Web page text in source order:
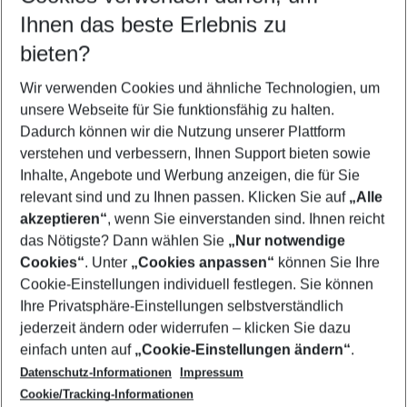
Reisezeitraum wählen
08.08.26– 06.08.27 5-8 Nächte
2 Erwachsene Keine Kinder
Mehr Filter anzeigen
Footer
Footer navigation
Über uns
AGB
Cookie-Einstellungen ändern
Cookie-Richtlinie
Datenschutz
Service & Hilfe
Barrierefreies Reisen
Check-in
Folgen Sie uns
Ihnen das beste Erlebnis zu
bieten?
Wir verwenden Cookies und ähnliche Technologien, um
unsere Webseite für Sie funktionsfähig zu halten.
Dadurch können wir die Nutzung unserer Plattform
verstehen und verbessern, Ihnen Support bieten sowie
Inhalte, Angebote und Werbung anzeigen, die für Sie
relevant sind und zu Ihnen passen. Klicken Sie auf „Alle
akzeptieren“, wenn Sie einverstanden sind. Ihnen reicht
das Nötigste? Dann wählen Sie „Nur notwendige
Cookies“. Unter „Cookies anpassen“ können Sie Ihre
Cookie-Einstellungen individuell festlegen. Sie können
Ihre Privatsphäre-Einstellungen selbstverständlich
jederzeit ändern oder widerrufen – klicken Sie dazu
einfach unten auf „Cookie-Einstellungen ändern“.
Datenschutz-Informationen
Impressum
Cookie/Tracking-Informationen